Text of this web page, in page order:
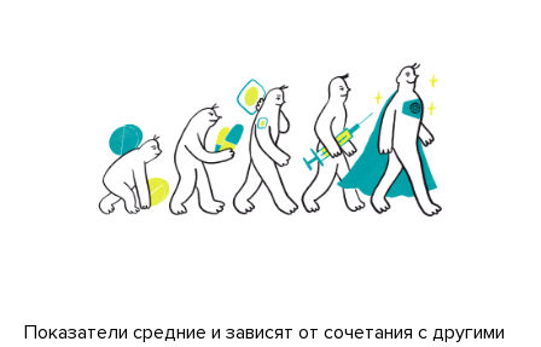
Показатели средние и зависят от сочетания с другими